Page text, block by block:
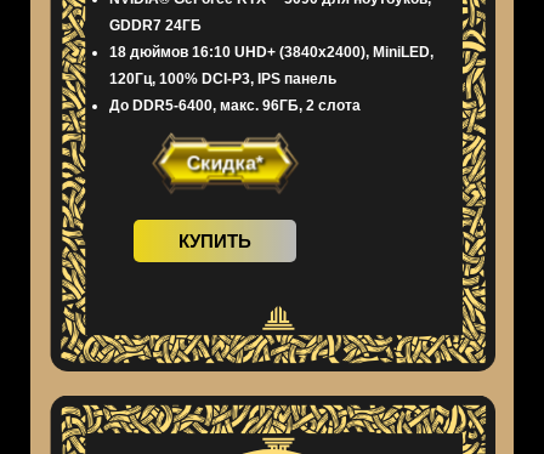
GDDR7 24ГБ
18 дюймов 16:10 UHD+ (3840x2400), MiniLED,
120Гц, 100% DCI-P3, IPS панель
До DDR5-6400, макс. 96ГБ, 2 слота
Скидка*
КУПИТЬ